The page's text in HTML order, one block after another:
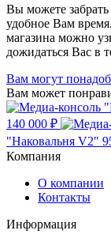
Вы можете
удобное Вам
магазина можно
дожидаться Вас в
Вам могут
Вам может
140 000 ₽
"Наковальня V2"
Компания
О компании
Контакты
Информация